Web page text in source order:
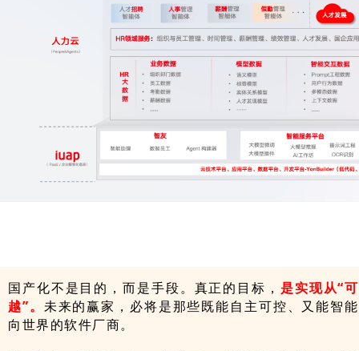
国产化不是目的，而是手段。真正的目标， 是实现从“
越”。 未来的赢家，必将是那些既能自主可控、又能智
向世界的软件厂商。